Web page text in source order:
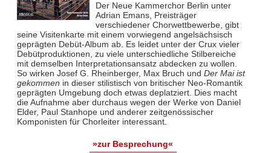
Der Neue Kammerchor Berlin unter
Adrian Emans, Preisträger
verschiedener Chorwettbewerbe, gibt
seine Visitenkarte mit einem vorwiegend angelsächsisch
geprägten Debüt-Album ab. Es leidet unter der Crux vieler
Debütproduktionen, zu viele unterschiedliche Stilbereiche
mit demselben Interpretationsansatz abdecken zu wollen.
So wirken Josef G. Rheinberger, Max Bruch und Der Mai ist
gekommen in dieser stilistisch von britischer Neo-Romantik
geprägten Umgebung doch etwas deplatziert. Dies macht
die Aufnahme aber durchaus wegen der Werke von Daniel
Elder, Paul Stanhope und anderer zeitgenössischer
Komponisten für Chorleiter interessant.
»zur Besprechung«